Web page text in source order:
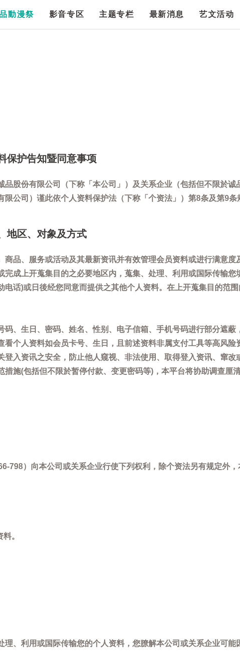
動漫祭 影音专区 主题专栏 最新消息 艺文活动
保护告知暨同意事项
股份有限公司（下称「本公司」）及关系企业（包括但不限於
公司）谨此依个人资料保护法（下称「个资法」）第8条及第9条
地区、对象及方式
品、服务或活动及其最新资讯并有效管理会员资料或进行满意
完成上开蒐集目的之必要地区内，蒐集、处理、利用或国际传输
话)或日後经您同意而提供之其他个人资料。在上开蒐集目的范
、生日、密码、姓名、性别、电子信箱、手机号码进行部分遮
个人资料如会员卡号、生日，且前述资料非属支付工具等高风
登入资讯之安全，防止他人窥视、非法使用、取得登入资讯、窜
施(包括但不限於暂停付款、变更密码等)，本平台将协助调查厘
798）向本公司或关系企业行使下列权利，除个资法另有规定外
。
、利用或国际传输您的个人资料，您膫解本公司或关系企业可